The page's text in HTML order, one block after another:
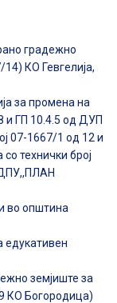
градежно
КО Гевгелија,
за промена на
и ГП 10.4.5 од ДУП
07-1667/1 од 12 и
технички број
во општина
едукативен
земјиште за
КО Богородица)